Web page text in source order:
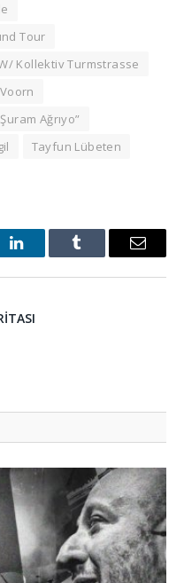
Tour
Kollektiv Turmstrasse
Ağrıyo”
Tayfun Lübeten
LinkedInTumblr Email